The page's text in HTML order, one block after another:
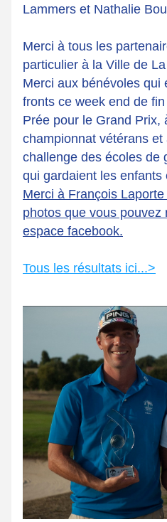
Lammers et Nathalie
Merci à tous les
particulier à la Ville de
Merci aux bénévoles qui
fronts ce week end de
Prée pour le Grand Prix,
championnat vétérans
challenge des écoles de
qui gardaient les enfants
Merci à François
photos que vous pouvez
espace facebook.
Tous les résultats ici...>